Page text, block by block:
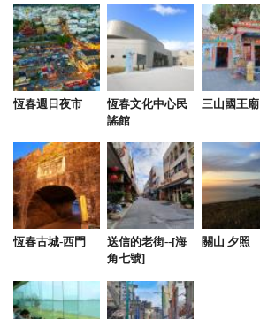
2019-07-31 14:07:26
悠閒，輕鬆享受風景
2019-02-12 19:22:02
2019-02-09 12:35:20
恆春週日夜市
恆春文化中心民
謠館
三山國王廟
恆春古城-西門
送信的老街--[海
角七號]
關山 夕照